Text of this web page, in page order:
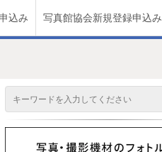
込み 写真館協会新規登録申込み